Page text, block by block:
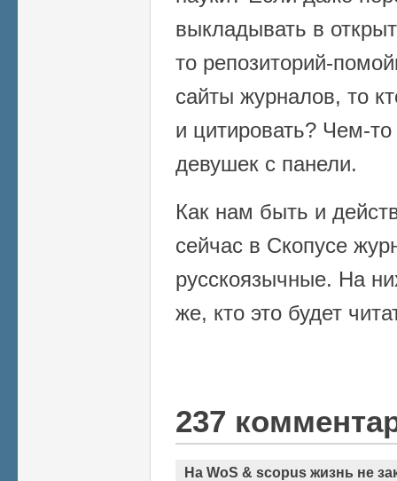
выкладывать в
то репозиторий-
сайты журналов, то
и цитировать? Чем-
девушек с панели.
Как нам быть и
сейчас в Скопусе
русскоязычные. На
же, кто это будет
237
На WoS & scopus жизнь не